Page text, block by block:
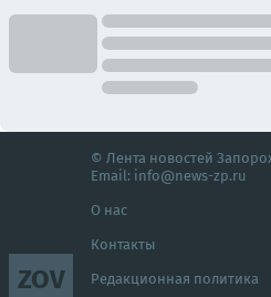
ZOV
© Лента новостей
Email: info@news-zp.ru
О нас
Контакты
Редакционная политика